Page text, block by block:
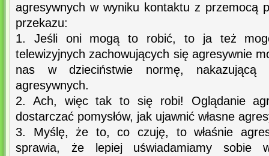
agresywnych w wyniku kontaktu z przemocą
przekazu:
1. Jeśli oni mogą to robić, to ja też
telewizyjnych zachowujących się agresywnie
nas w dzieciństwie normę, nakazującą
agresywnych.
2. Ach, więc tak to się robi! Oglądanie
dostarczać pomysłów, jak ujawnić własne
3. Myślę, że to, co czuję, to właśnie
sprawia, że lepiej uświadamiamy sobie